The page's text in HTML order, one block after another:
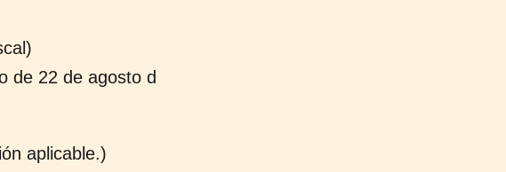
de 22 de agosto d
aplicable.)